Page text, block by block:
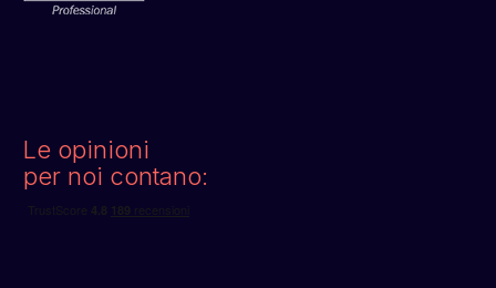
Le opinioni
per noi contano: